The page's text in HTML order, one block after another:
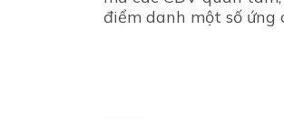
điểm danh một số ứng